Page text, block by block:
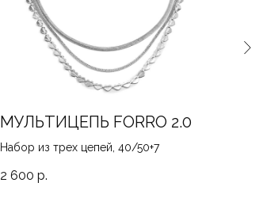
МУЛЬТИЦЕПЬ FORRO 2.0
Набор из трех цепей, 40/50+7
2 600 р.